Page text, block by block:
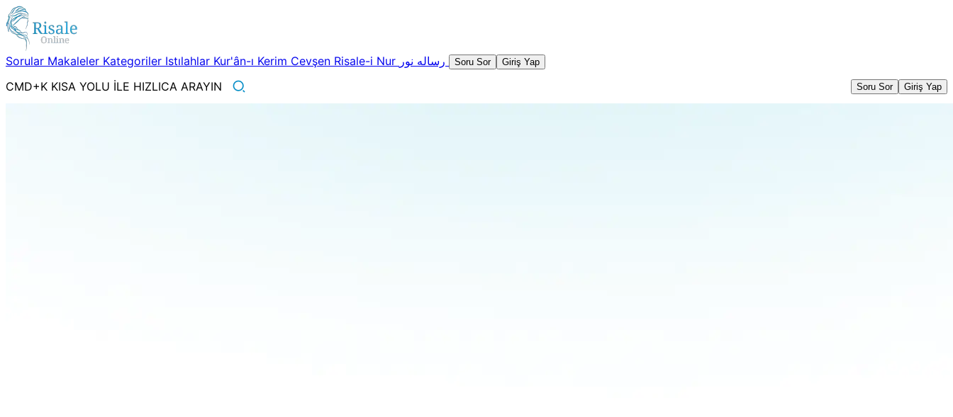
Sorular Makaleler Kategoriler Istılahlar Kur'ân-ı Kerim Cevşen Risale-i Nur Soru Sor Giriş Yap
CMD+K KISA YOLU İLE HIZLICA ARAYIN Soru Sor Giriş Yap